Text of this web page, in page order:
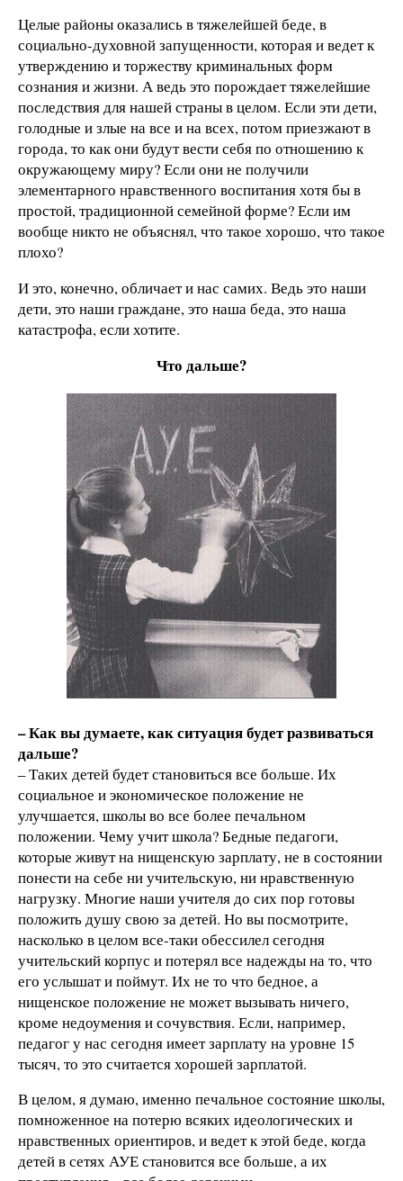
Целые районы оказались в тяжелейшей беде, в
социально-духовной запущенности, которая и ведет к
утверждению и торжеству криминальных форм
сознания и жизни. А ведь это порождает тяжелейшие
последствия для нашей страны в целом. Если эти дети,
голодные и злые на все и на всех, потом приезжают в
города, то как они будут вести себя по отношению к
окружающему миру? Если они не получили
элементарного нравственного воспитания хотя бы в
простой, традиционной семейной форме? Если им
вообще никто не объяснял, что такое хорошо, что такое
плохо?
И это, конечно, обличает и нас самих. Ведь это наши
дети, это наши граждане, это наша беда, это наша
катастрофа, если хотите.
Что дальше?
– Как вы думаете, как ситуация будет развиваться
дальше?
– Таких детей будет становиться все больше. Их
социальное и экономическое положение не
улучшается, школы во все более печальном
положении. Чему учит школа? Бедные педагоги,
которые живут на нищенскую зарплату, не в состоянии
понести на себе ни учительскую, ни нравственную
нагрузку. Многие наши учителя до сих пор готовы
положить душу свою за детей. Но вы посмотрите,
насколько в целом все-таки обессилел сегодня
учительский корпус и потерял все надежды на то, что
его услышат и поймут. Их не то что бедное, а
нищенское положение не может вызывать ничего,
кроме недоумения и сочувствия. Если, например,
педагог у нас сегодня имеет зарплату на уровне 15
тысяч, то это считается хорошей зарплатой.
В целом, я думаю, именно печальное состояние школы,
помноженное на потерю всяких идеологических и
нравственных ориентиров, и ведет к этой беде, когда
детей в сетях АУЕ становится все больше, а их